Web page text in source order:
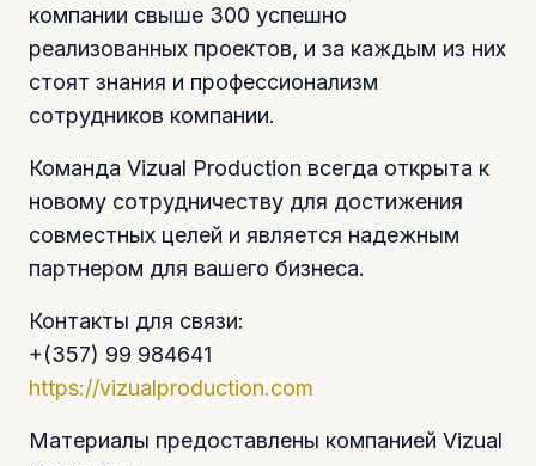
компании свыше 300 успешно
реализованных проектов, и за каждым из них
стоят знания и профессионализм
сотрудников компании.
Команда Vizual Production всегда открыта к
новому сотрудничеству для достижения
совместных целей и является надежным
партнером для вашего бизнеса.
Контакты для связи:
+(357) 99 984641
https://vizualproduction.com
Материалы предоставлены компанией Vizual